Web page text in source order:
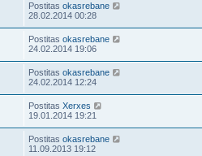
Postitas okasrebane
28.02.2014 00:28
Postitas okasrebane
24.02.2014 19:06
Postitas okasrebane
24.02.2014 12:24
Postitas Xerxes
19.01.2014 19:21
Postitas okasrebane
11.09.2013 19:12